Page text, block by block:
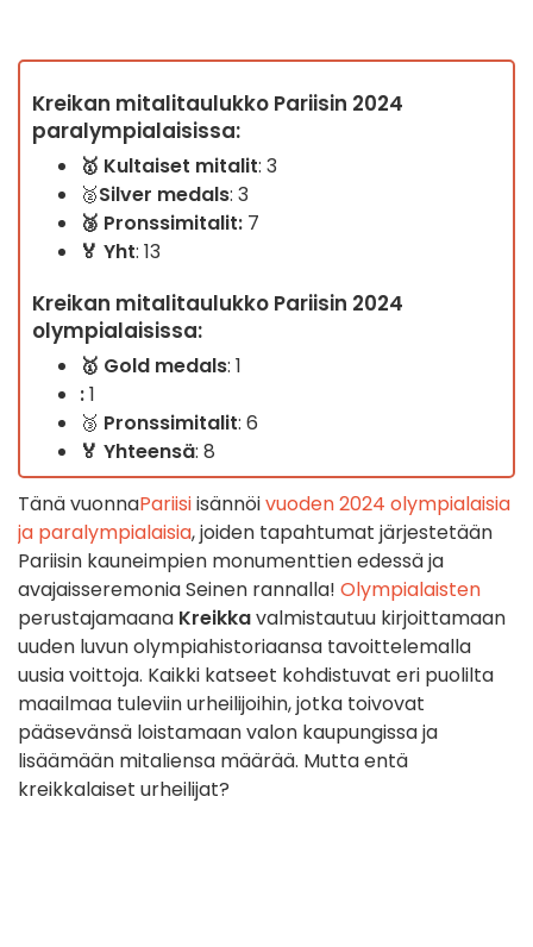
Kreikan mitalitaulukko Pariisin 2024
paralympialaisissa:
🥇 Kultaiset mitalit: 3
🥈Silver medals: 3
🥉 Pronssimitalit: 7
🏅 Yht: 13
Kreikan mitalitaulukko Pariisin 2024
olympialaisissa:
🥇 Gold medals: 1
:1
🥉 Pronssimitalit: 6
🏅 Yhteensä: 8
Tänä vuonnaPariisiisännöivuoden 2024 olympialaisia
ja paralympialaisia, joiden tapahtumat järjestetään
Pariisin kauneimpien monumenttien edessä ja
avajaisseremonia Seinen rannalla! Olympialaisten
perustajamaana Kreikkavalmistautuu kirjoittamaan
uuden luvun olympiahistoriaansa tavoittelemalla
uusia voittoja. Kaikki katseet kohdistuvat eri puolilta
maailmaa tuleviin urheilijoihin, jotka toivovat
pääsevänsä loistamaan valon kaupungissa ja
lisäämään mitaliensa määrää. Mutta entä
kreikkalaiset urheilijat?